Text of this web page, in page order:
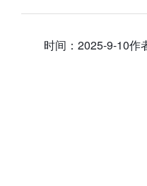
时间：2025-9-10作